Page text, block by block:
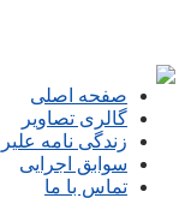
صفحه اصلی
گالری تصاویر
زندگی نامه
سوابق اجرایی
تماس با ما